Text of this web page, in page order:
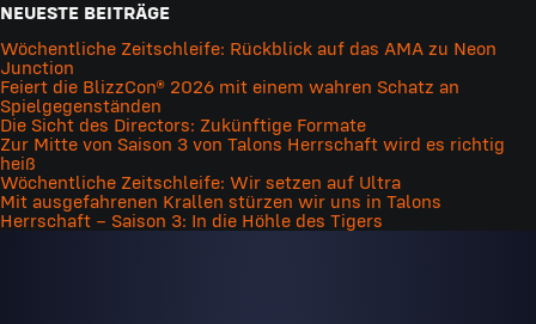
NEUESTE BEITRÄGE
Wöchentliche Zeitschleife: Rückblick auf das AMA zu Neon
Junction
Feiert die BlizzCon® 2026 mit einem wahren Schatz an
Spielgegenständen
Die Sicht des Directors: Zukünftige Formate
Zur Mitte von Saison 3 von Talons Herrschaft wird es richtig
heiß
Wöchentliche Zeitschleife: Wir setzen auf Ultra
Mit ausgefahrenen Krallen stürzen wir uns in Talons
Herrschaft – Saison 3: In die Höhle des Tigers